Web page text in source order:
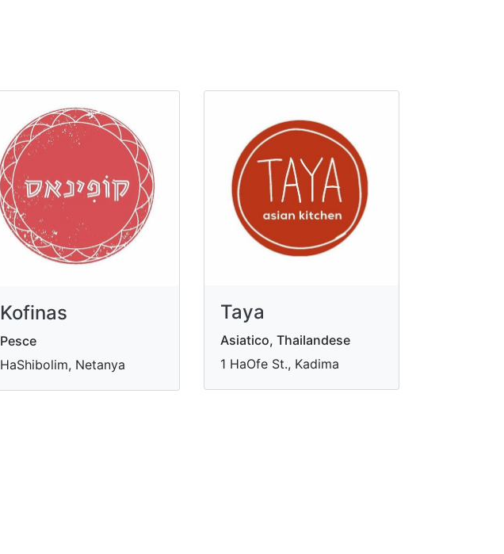
Kofinas
Pesce
HaShibolim, Netanya
Taya
Asiatico, Thailandese
1 HaOfe St., Kadima